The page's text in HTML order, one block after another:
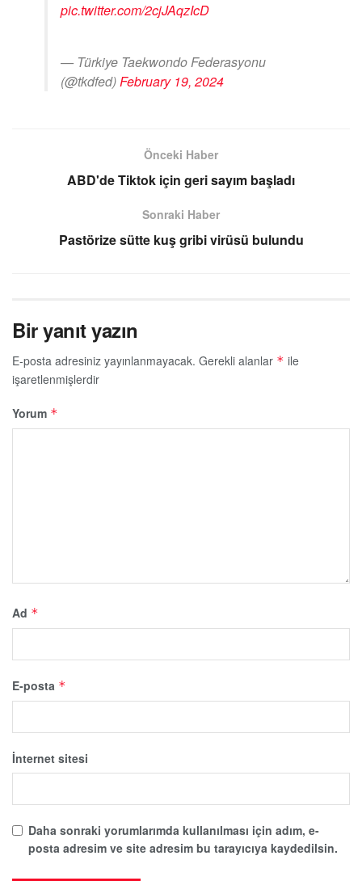
pic.twitter.com/2cjJAqzIcD
— Türkiye Taekwondo Federasyonu
(@tkdfed)February 19, 2024
Önceki Haber
ABD'de Tiktok için geri sayım başladı
Sonraki Haber
Pastörize sütte kuş gribi virüsü bulundu
Bir yanıt yazın
E-posta adresiniz yayınlanmayacak. Gerekli alanlar * ile
işaretlenmişlerdir
Yorum *
Ad *
E-posta *
İnternet sitesi
Daha sonraki yorumlarımda kullanılması için adım, e-
posta adresim ve site adresim bu tarayıcıya kaydedilsin.